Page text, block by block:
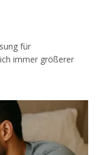
für
immer größerer